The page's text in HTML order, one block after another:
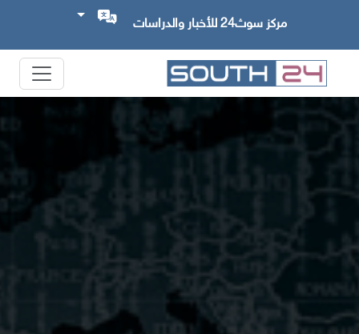
مركز سوث24 للأخبار والدراسات